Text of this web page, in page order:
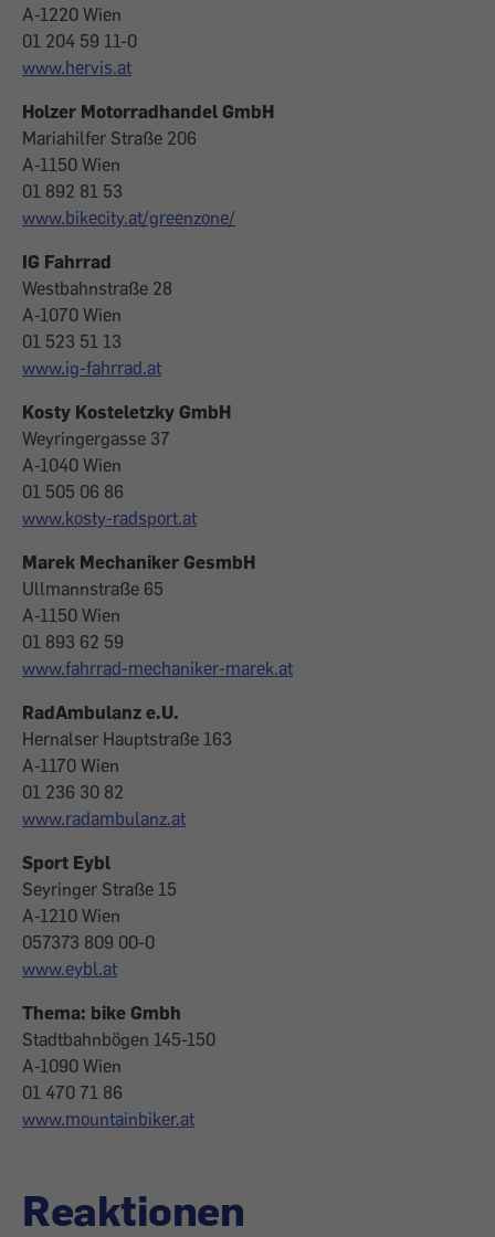
A-1220 Wien
01 204 59 11-0
www.hervis.at
Holzer Motorradhandel GmbH
Mariahilfer Straße 206
A-1150 Wien
01 892 81 53
www.bikecity.at/greenzone/
IG Fahrrad
Westbahnstraße 28
A-1070 Wien
01 523 51 13
www.ig-fahrrad.at
Kosty Kosteletzky GmbH
Weyringergasse 37
A-1040 Wien
01 505 06 86
www.kosty-radsport.at
Marek Mechaniker GesmbH
Ullmannstraße 65
A-1150 Wien
01 893 62 59
www.fahrrad-mechaniker-marek.at
RadAmbulanz e.U.
Hernalser Hauptstraße 163
A-1170 Wien
01 236 30 82
www.radambulanz.at
Sport Eybl
Seyringer Straße 15
A-1210 Wien
057373 809 00-0
www.eybl.at
Thema: bike Gmbh
Stadtbahnbögen 145-150
A-1090 Wien
01 470 71 86
www.mountainbiker.at
Reaktionen